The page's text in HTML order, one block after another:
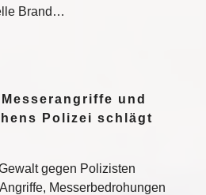
Brand…
und
Polizei schlägt
gegen Polizisten
Messerbedrohungen